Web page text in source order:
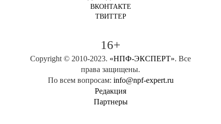
ВКОНТАКТЕ
ТВИТТЕР
16+
Copyright © 2010-2023. «НПФ-ЭКСПЕРТ». Все
права защищены.
По всем вопросам: info@npf-expert.ru
Редакция
Партнеры